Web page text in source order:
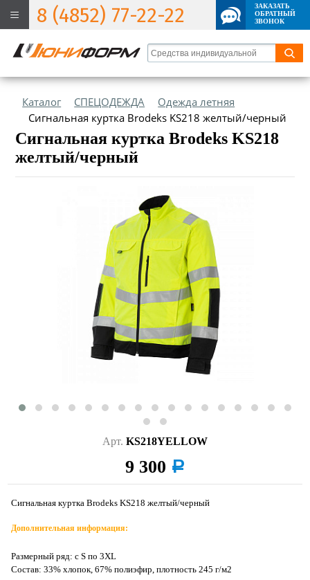
8 (4852) 77-22-22
ЗАКАЗАТЬ
ОБРАТНЫЙ
ЗВОНОК
Каталог СПЕЦОДЕЖДА
Одежда летняя
Сигнальная куртка Brodeks KS218 желтый/черный
Сигнальная куртка Brodeks KS218
желтый/черный
Арт. KS218YELLOW
9 300 a
Сигнальная куртка Brodeks KS218 желтый/черный
Дополнительная информация:
Размерный ряд: с S по 3XL
Состав: 33% хлопок, 67% полиэфир, плотность 245 г/м2